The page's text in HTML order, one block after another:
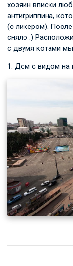
хозяин вписки
антигриппина,
(с ликером). После
сняло :)
с двумя котами мы
1. Дом с видом на